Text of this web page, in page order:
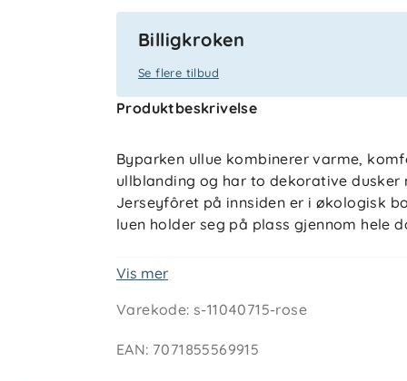
Billigkroken
Se flere tilbud
Produktbeskrivelse
Byparken ullue kombinerer varme,
ullblanding og har to dekorative
Jerseyfôret på innsiden er i økologisk
luen holder seg på plass gjennom hele
Ytterstoff: 50% ull, 50% akryl
Innerstoff: 97% økologisk bomull,
Vis mer
Varekode:s-11040715-rose
EAN: 7071855569915